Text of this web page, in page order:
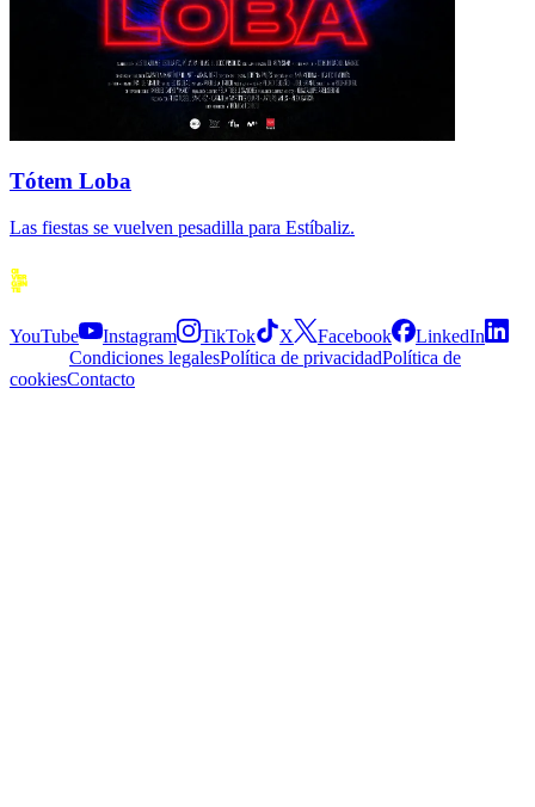
Tótem Loba
Las fiestas se vuelven pesadilla para Estíbaliz.
YouTube
Instagram TikTok X Facebook
LinkedIn
Condiciones legalesPolítica de privacidadPolítica de
cookiesContacto